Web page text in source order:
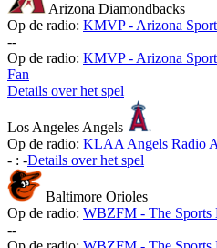
Arizona Diamondbacks
Op de radio: KMVP - Arizona
--
Op de radio: KMVP - Arizona
Fan
Details over het spel
Los Angeles Angels
Op de radio: KLAA Angels Radio
- : -Details over het spel
Baltimore Orioles
Op de radio: WBZFM - The Sports
--